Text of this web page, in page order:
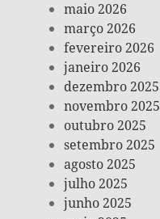
maio 2026
março 2026
fevereiro 2026
janeiro 2026
dezembro 2025
novembro 2025
outubro 2025
setembro 2025
agosto 2025
julho 2025
junho 2025